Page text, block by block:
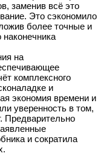
заменив всё это
Это сэкономило
более точные и
на
комплексного
и
экономия времени и
уверенность в том,
Предварительно
и сократила